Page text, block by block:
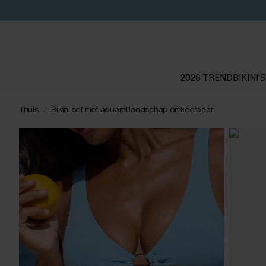
2026 TRENDBIKINI'S
Thuis Bikini set met aquarel landschap omkeerbaar